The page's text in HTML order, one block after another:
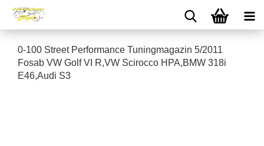
0-100 Street Performance Tuningmagazin 5/2011
Fosab VW Golf VI R,VW Scirocco HPA,BMW 318i
E46,Audi S3